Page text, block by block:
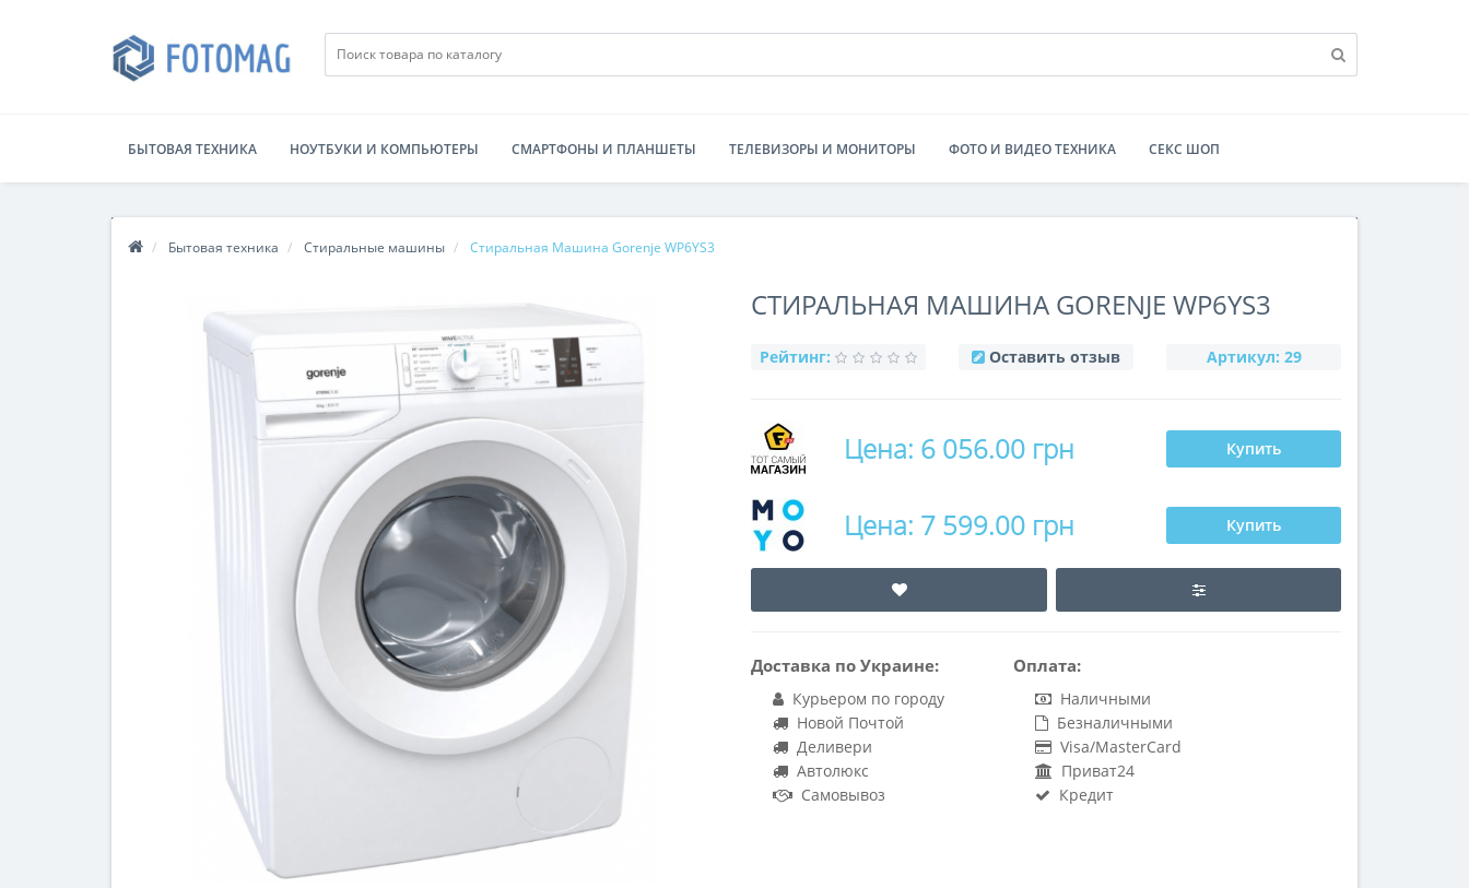
БЫТОВАЯ ТЕХНИКА НОУТБУКИ И КОМПЬЮТЕРЫ СМАРТФОНЫ И ПЛАНШЕТЫ ТЕЛЕВИЗОРЫ И МОНИТОРЫ ФОТО И ВИДЕО ТЕХНИКА СЕКС ШОП
Бытовая техника Стиральные машины Стиральная Машина Gorenje WP6YS3
СТИРАЛЬНАЯ МАШИНА GORENJE WP6YS3
Рейтинг: Оставить отзыв Артикул: 29
Цена: 6 056.00 грн Купить
Цена: 7 599.00 грн Купить
Доставка по Украине:
Курьером по городу
Новой Почтой
Деливери
Автолюкс
Самовывоз
Оплата:
Наличными
Безналичными
Visa/MasterCard
Приват24
Кредит